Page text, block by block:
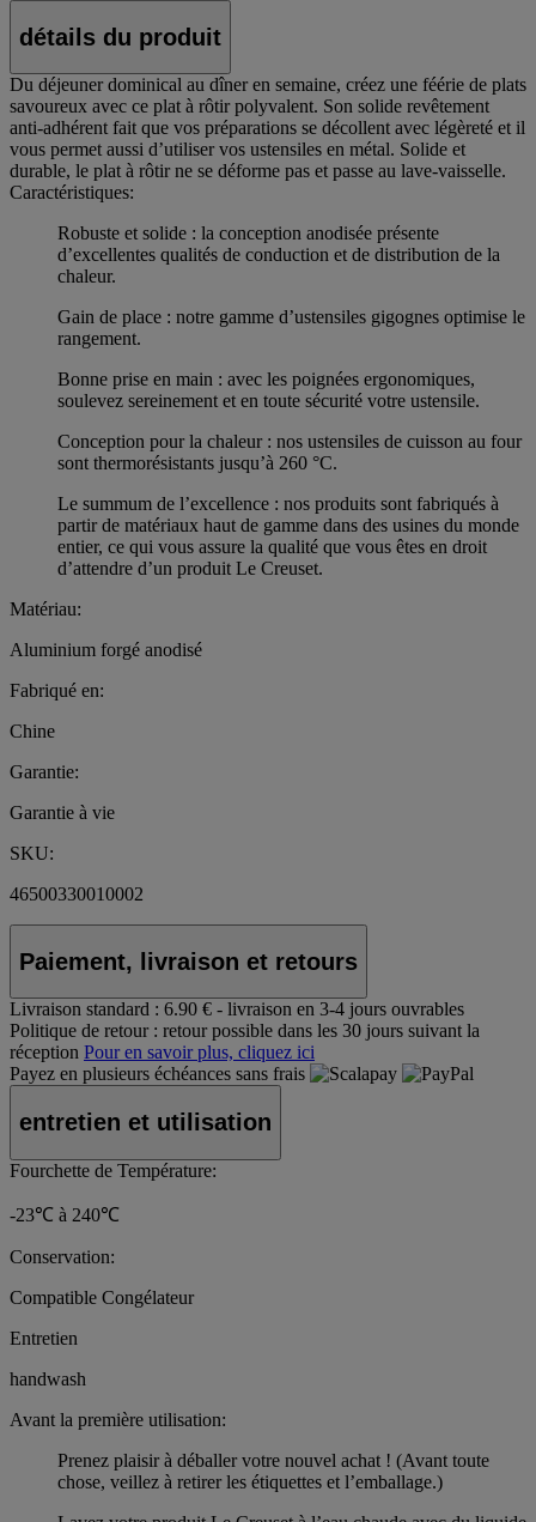
détails du produit
Du déjeuner dominical au dîner en semaine, créez une féérie de plats
savoureux avec ce plat à rôtir polyvalent. Son solide revêtement
anti-adhérent fait que vos préparations se décollent avec légèreté et il
vous permet aussi d’utiliser vos ustensiles en métal. Solide et
durable, le plat à rôtir ne se déforme pas et passe au lave-vaisselle.
Caractéristiques:
Robuste et solide : la conception anodisée présente
d’excellentes qualités de conduction et de distribution de la
chaleur.
Gain de place : notre gamme d’ustensiles gigognes optimise le
rangement.
Bonne prise en main : avec les poignées ergonomiques,
soulevez sereinement et en toute sécurité votre ustensile.
Conception pour la chaleur : nos ustensiles de cuisson au four
sont thermorésistants jusqu’à 260 °C.
Le summum de l’excellence : nos produits sont fabriqués à
partir de matériaux haut de gamme dans des usines du monde
entier, ce qui vous assure la qualité que vous êtes en droit
d’attendre d’un produit Le Creuset.
Matériau:
Aluminium forgé anodisé
Fabriqué en:
Chine
Garantie:
Garantie à vie
SKU:
46500330010002
Paiement, livraison et retours
Livraison standard : 6.90 € - livraison en 3-4 jours ouvrables
Politique de retour : retour possible dans les 30 jours suivant la
réception Pour en savoir plus, cliquez ici
Payez en plusieurs échéances sans frais
entretien et utilisation
Fourchette de Température:
-23℃ à 240℃
Conservation:
Compatible Congélateur
Entretien
handwash
Avant la première utilisation:
Prenez plaisir à déballer votre nouvel achat ! (Avant toute
chose, veillez à retirer les étiquettes et l’emballage.)